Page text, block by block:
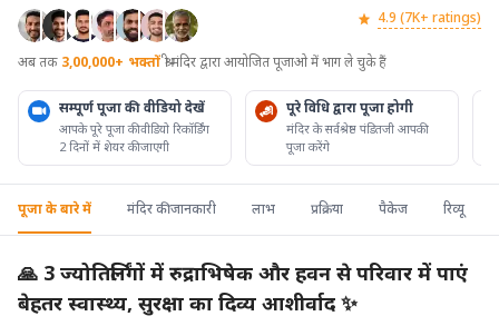
4.9 (7K+ ratings)
अब तक 3,00,000+ भक्तों श्री मंदिर द्वारा आयोजित पूजाओ में भाग ले चुके हैं
सम्पूर्ण पूजा की वीडियो देखें
आपके पूरे पूजा की वीडियो रिकॉर्डिंग
2 दिनों में शेयर की जाएगी
पूरे विधि द्वारा पूजा होगी
मंदिर के सर्वश्रेष्ठ पंडितजी आपकी
पूजा करेंगे
पूजा के बारे में मंदिर की जानकारी लाभ प्रक्रिया पैकेज रिव्यू
🙏 3 ज्योतिर्लिंगों में रुद्राभिषेक और हवन से परिवार में पाएं
बेहतर स्वास्थ्य, सुरक्षा का दिव्य आशीर्वाद ✨